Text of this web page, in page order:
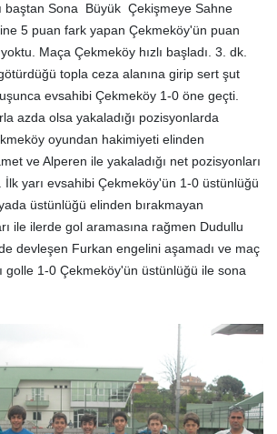
baştan Sona Büyük Çekişmeye Sahne
5 puan fark yapan Çekmeköy'ün puan
Maça Çekmeköy hızlı başladı. 3. dk.
topla ceza alanına girip sert şut
evsahibi Çekmeköy 1-0 öne geçti.
azda olsa yakaladığı pozisyonlarda
oyundan hakimiyeti elinden
ve Alperen ile yakaladığı net pozisyonları
İlk yarı evsahibi Çekmeköy'ün 1-0 üstünlüğü
üstünlüğü elinden bırakmayan
ile ilerde gol aramasına rağmen Dudullu
devleşen Furkan engelini aşamadı ve maç
golle 1-0 Çekmeköy'ün üstünlüğü ile sona